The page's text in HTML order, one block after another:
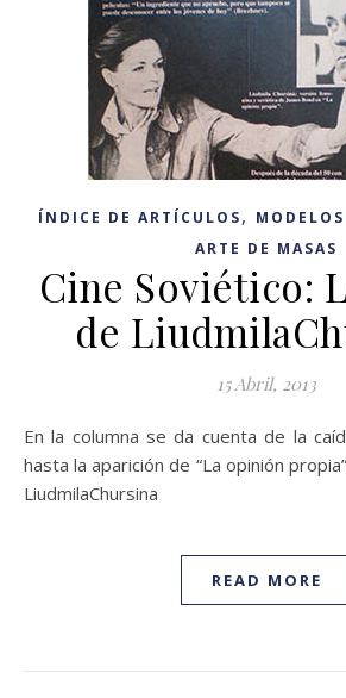
ÍNDICE DE ARTÍCULOS,
ARTE DE MASAS
Cine Soviético:
de
15 Abril, 2013
En la columna se da cuenta de la caída del cine soviético
hasta la aparición de “La opinión
LiudmilaChursina
READ MORE